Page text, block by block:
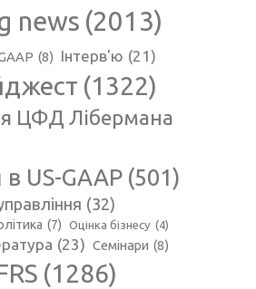
news (2013)
(8) Інтерв'ю (21)
(1322)
ЦФД Лібермана
US-GAAP (501)
(32)
(7) Оцінка бізнесу (4)
(23) Семінари (8)
(1286)